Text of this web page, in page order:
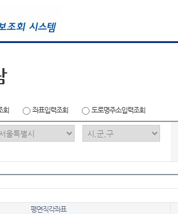
회 좌표입력조회 도로명주소입력조회
평면직각좌표